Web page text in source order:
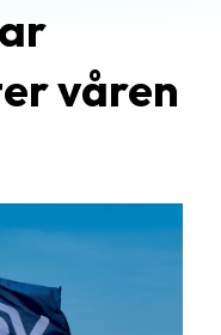
våren